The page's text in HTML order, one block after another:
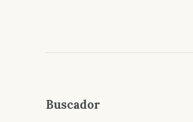
Buscador